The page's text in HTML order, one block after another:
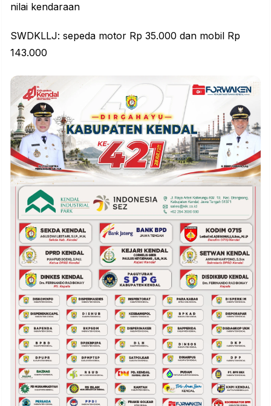
nilai kendaraan
SWDKLLJ: sepeda motor Rp 35.000 dan mobil Rp
143.000